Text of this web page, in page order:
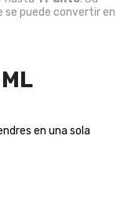
se puede convertir en
en una sola